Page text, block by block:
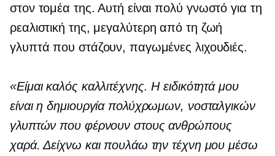
στον τομέα της. Αυτή είναιπολύ γνωστό για τη
ρεαλιστική της, μεγαλύτερη από τη ζωή
γλυπτά που στάζουν, παγωμένες λιχουδιές.
«Είμαι καλός καλλιτέχνης. Η ειδικότητά μου
είναι η δημιουργία πολύχρωμων, νοσταλγικών
γλυπτών που φέρνουν στους ανθρώπους
χαρά. Δείχνω και πουλάω την τέχνη μου μέσω